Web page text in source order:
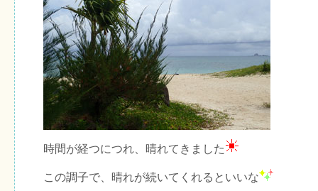
時間が経つにつれ、晴れてきました
この調子で、晴れが続いてくれるといいな